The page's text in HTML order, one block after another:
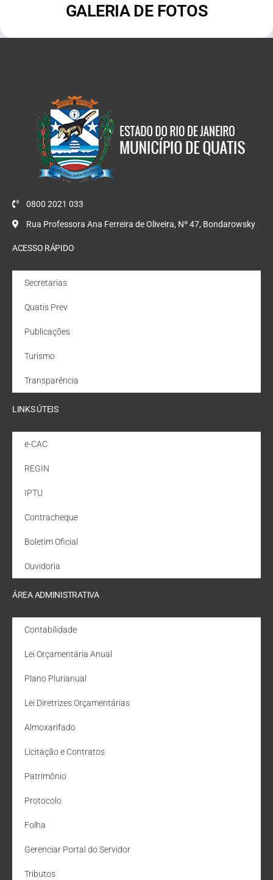
GALERIA DE FOTOS
0800 2021 033
Rua Professora Ana Ferreira de Oliveira, Nº 47, Bondarowsky
ACESSO RÁPIDO
Secretarias
Quatis Prev
Publicações
Turismo
Transparência
LINKS ÚTEIS
e-CAC
REGIN
IPTU
Contracheque
Boletim Oficial
Ouvidoria
ÁREA ADMINISTRATIVA
Contabilidade
Lei Orçamentária Anual
Plano Plurianual
Lei Diretrizes Orçamentárias
Almoxarifado
Licitação e Contratos
Patrimônio
Protocolo
Folha
Gerenciar Portal do Servidor
Tributos